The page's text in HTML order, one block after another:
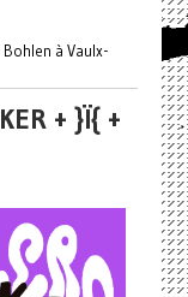
à Vaulx-
+ }Ï{ +